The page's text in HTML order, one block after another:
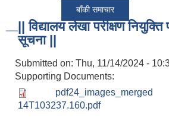
बाँकी समाचार
|| विद्यालय लेखा परीक्षण
सूचना ||
Submitted on: Thu, 11/14/2024 -
Supporting Documents:
14T103237.160.pdf